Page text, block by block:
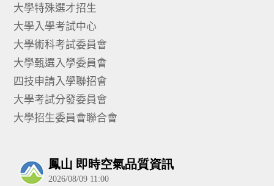
大學特殊選才招生
大學入學考試中心
大學術科考試委員會
大學甄選入學委員會
四技申請入學聯招會
大學考試分發委員會
大學招生委員會聯合會